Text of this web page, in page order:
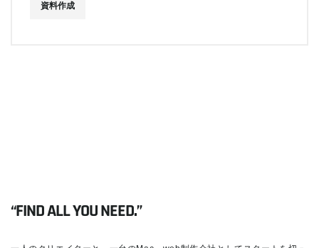
資料作成
“FIND ALL YOU NEED.”